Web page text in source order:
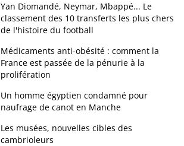
Yan Diomandé, Neymar, Mbappé... Le
classement des 10 transferts les plus chers
de l'histoire du football
Médicaments anti-obésité : comment la
France est passée de la pénurie à la
prolifération
Un homme égyptien condamné pour
naufrage de canot en Manche
Les musées, nouvelles cibles des
cambrioleurs